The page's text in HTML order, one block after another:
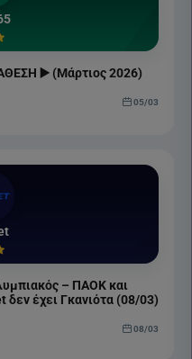
▶️ (Μάρτιος 2026)
05/03
– ΠΑΟΚ και
δεν έχει Γκανιότα (08/03)
08/03